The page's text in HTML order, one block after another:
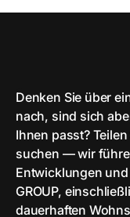
Denken Sie über
nach, sind sich
Ihnen passt?
suchen — wir
Entwicklungen
GROUP,
dauerhaften